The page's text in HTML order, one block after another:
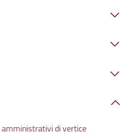
amministrativi di vertice